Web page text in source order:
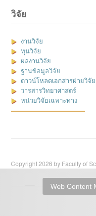
วิจัย
งานวิจัย
ทุนวิจัย
ผลงานวิจัย
ฐานข้อมูลวิจัย
ดาวน์โหลดเอกสารฝ่ายวิจัย
วารสารวิทยาศาสตร์
หน่วยวิจัยเฉพาะทาง
Copyright 2026 by Faculty of
Web Content